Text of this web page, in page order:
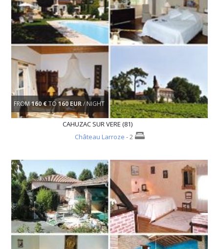
FROM160 €TO160 EUR/ NIGHT
CAHUZAC SUR VERE (81)
Château Larroze - 2